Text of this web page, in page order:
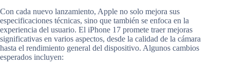
Con cada nuevo lanzamiento, Apple no solo mejora sus
especificaciones técnicas, sino que también se enfoca en la
experiencia del usuario. El iPhone 17 promete traer mejoras
significativas en varios aspectos, desde la calidad de la cámara
hasta el rendimiento general del dispositivo. Algunos cambios
esperados incluyen: